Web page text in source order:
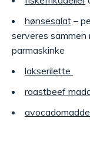
hønsesalat –
serveres
parmaskinke
lakserilette
roastbeef